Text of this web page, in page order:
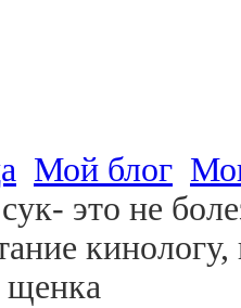
Мой блог
это не
щенка